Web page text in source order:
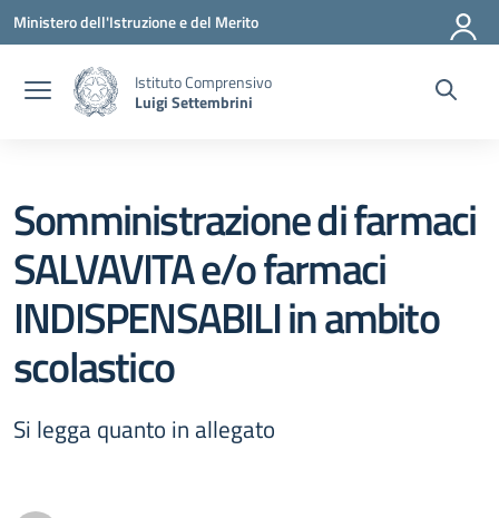
Vai ai contenuti
Vai al menu di navigazione
Vai al footer
Ministero dell'Istruzione e del Merito
Istituto Comprensivo
Luigi Settembrini
Somministrazione di farmaci
SALVAVITA e/o farmaci
INDISPENSABILI in ambito
scolastico
Si legga quanto in allegato